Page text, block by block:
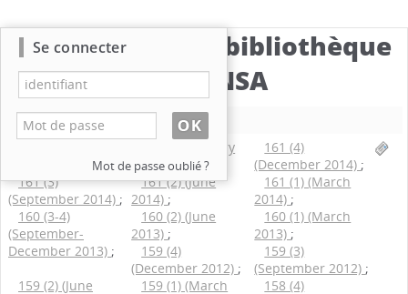
Catalogue de la bibliothèque
du CBNSA
Nouvelle recherche
162 (1) (January
2015);
161 (4)
(December 2014) ;
161 (3)
(September 2014) ;
161 (2) (June
2014) ;
161 (1) (March
2014) ;
160 (3-4)
(September-
December 2013) ;
160 (2) (June
2013) ;
160 (1) (March
2013) ;
159 (4)
(December 2012) ;
159 (3)
(September 2012) ;
159 (2) (June
159 (1) (March
158 (4)
Se connecter
Mot de passe oublié ?